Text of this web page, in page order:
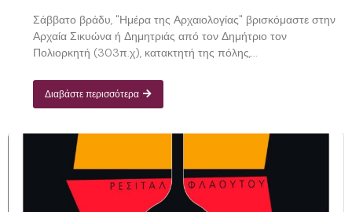
Σάββατο βράδυ, "Ημέρα της Αρχαιολογίας" βρισκόμαστε στην
Αρχαία Σικυώνα ή Δημητριάς από τον Δημήτριο τον
Πολιορκητή (303π.χ), κατακτητή της πόλης,...
Διαβάστε περισσότερα